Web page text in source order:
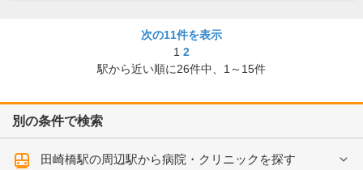
次の11件を表示
1 2
駅から近い順に26件中、 1～15件
別の条件で検索
田崎橋駅の周辺駅から病院・クリニックを探す